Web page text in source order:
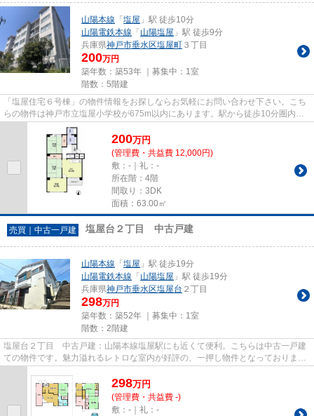
山陽本線 「 塩屋 」駅 徒歩10分
山陽電鉄本線 「 山陽塩屋 」駅 徒歩9分
兵庫県神戸市垂水区塩屋町 ３丁目
200万円
築年数：築53年 ｜募集中： 1室
階数：5階建
「塩屋住宅６号棟」の物件情報をお探しならお気軽にお問い合わせ下さい。こち
らの物件は神戸市立塩屋小学校が675m以内にあります。駅から徒歩10分圏内に
位置する物件です。中古ながら...
200万円
(管理費・共益費 12,000円)
敷：-｜礼：-
所在階：4階
間取り：3DK
面積：63.00㎡
売買｜中古一戸建 塩屋台２丁目 中古戸建
山陽本線 「 塩屋 」駅 徒歩19分
山陽電鉄本線 「 山陽塩屋 」駅 徒歩19分
兵庫県神戸市垂水区塩屋台 ２丁目
298万円
築年数：築52年 ｜募集中： 1室
階数：2階建
塩屋台２丁目 中古戸建：山陽本線塩屋駅にも近くて便利。こちらは中古一戸建
ての物件です。魅力溢れるレトロな室内が好評の、一押し物件となっておりま
298万円
(管理費・共益費 -)
敷：-｜礼：-